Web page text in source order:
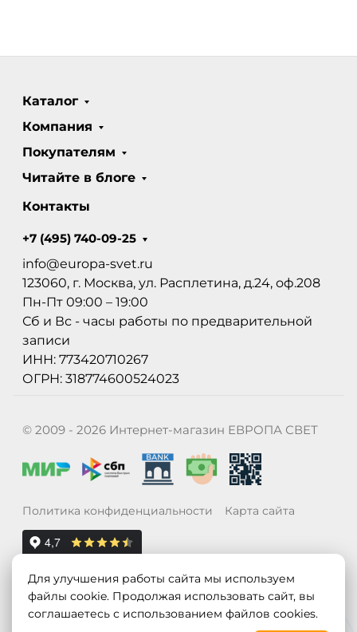
Каталог
Компания
Покупателям
Читайте в блоге
Контакты
+7 (495) 740-09-25
info@europa-svet.ru
123060, г. Москва, ул. Расплетина, д.24, оф.208
Пн-Пт 09:00 – 19:00
Сб и Вс - часы работы по предварительной
записи
ИНН: 773420710267
ОГРН: 318774600524023
© 2009 - 2026 Интернет-магазин ЕВРОПА СВЕТ
Политика конфиденциальности Карта сайта
Для улучшения работы сайта мы используем
файлы cookie. Продолжая использовать сайт, вы
соглашаетесь с использованием файлов cookies.